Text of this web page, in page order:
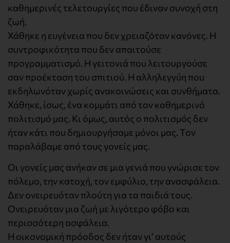
καθημερινές τελετουργίες που έδιναν συνοχή στη
ζωή.
Χάθηκε η ευγένεια που δεν χρειαζόταν κανόνες. Η
συντροφικότητα που δεν απαιτούσε
προγραμματισμό. Η γειτονιά που λειτουργούσε
σαν προέκταση του σπιτιού. Η αλληλεγγύη που
εκδηλωνόταν χωρίς ανακοινώσεις και συνθήματα.
Χάθηκε, ίσως, ένα κομμάτι από τον καθημερινό
πολιτισμό μας. Κι όμως, αυτός ο πολιτισμός δεν
ήταν κάτι που δημιουργήσαμε μόνοι μας. Τον
παραλάβαμε από τους γονείς μας.
Οι γονείς μας ανήκαν σε μια γενιά που γνώρισε τον
πόλεμο, την κατοχή, τον εμφύλιο, την ανασφάλεια.
Δεν ονειρευόταν πλούτη για τα παιδιά τους.
Ονειρευόταν μια ζωή με λιγότερο φόβο και
περισσότερη ασφάλεια.
Η οικονομική πρόοδος δεν ήταν γι’ αυτούς